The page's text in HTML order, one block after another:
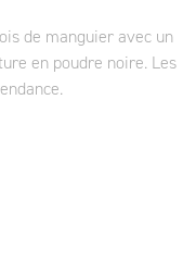
de manguier avec un
en poudre noire. Les